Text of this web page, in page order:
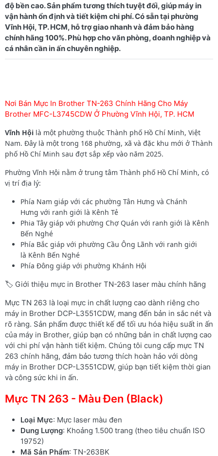
độ bền cao. Sản phẩm tương thích tuyệt đối, giúp máy in
vận hành ổn định và tiết kiệm chi phí. Có sẵn tại phường
Vĩnh Hội, TP. HCM, hỗ trợ giao nhanh và đảm bảo hàng
chính hãng 100%. Phù hợp cho văn phòng, doanh nghiệp và
Nơi Bán Mực In Brother TN-263 Chính Hãng Cho Máy
Brother MFC-L3745CDW Ở Phường Vĩnh Hội, TP. HCM
Vĩnh Hội là một phường thuộc Thành phố Hồ Chí Minh, Việt
Nam. Đây là một trong 168 phường, xã và đặc khu mới ở Thành
phố Hồ Chí Minh sau đợt sắp xếp vào năm 2025.
Phường Vĩnh Hội nằm ở trung tâm Thành phố Hồ Chí Minh, có
vị trí địa lý:
Phía Nam giáp với các phường Tân Hưng và Chánh
Hưng với ranh giới là Kênh Tẻ
Phia Tây giáp với phường Chợ Quán với ranh giới là Kênh
Bến Nghé
Phía Bắc giáp với phường Cầu Ông Lãnh với ranh giới
là Kênh Bến Nghé
Phía Đông giáp với phường Khánh Hội
🏷️ Giới thiệu mực in Brother TN-263 laser màu chính hãng
Mực TN 263 là loại mực in chất lượng cao dành riêng cho
máy in Brother DCP-L3551CDW, mang đến bản in sắc nét và
rõ ràng. Sản phẩm được thiết kế để tối ưu hóa hiệu suất in ấn
của máy in Brother, giúp bạn có những bản in chất lượng cao
với chi phí vận hành tiết kiệm. Chúng tôi cung cấp mực TN
263 chính hãng, đảm bảo tương thích hoàn hảo với dòng
máy in Brother DCP-L3551CDW, giúp bạn tiết kiệm thời gian
và công sức khi in ấn.
Mực TN 263 - Màu Đen (Black)
Loại Mực: Mực laser màu đen
Dung Lượng: Khoảng 1.500 trang (theo tiêu chuẩn ISO
19752)
Mã Sản Phẩm: TN-263BK